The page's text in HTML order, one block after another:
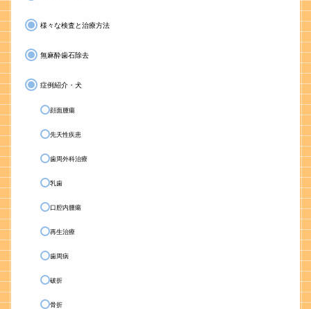
様々な検査と治療方法
無麻酔歯石除去
症例紹介・犬
顔面腫瘍
先天性疾患
歯周外科治療
乳歯
口腔内腫瘍
再生治療
歯周病
破折
骨折